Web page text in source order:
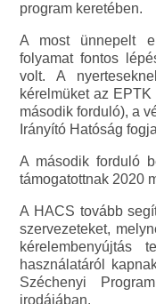
program keretében.
A most ünnepelt
folyamat fontos
volt. A
kérelmüket az
második forduló), a
Irányító Hatóság
A második forduló
támogatottnak 2020
A HACS tovább
szervezeteket,
kérelembenyújtás
használatáról
Széchenyi
irodájában.